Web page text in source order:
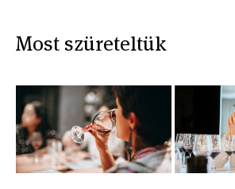
Most szüreteltük